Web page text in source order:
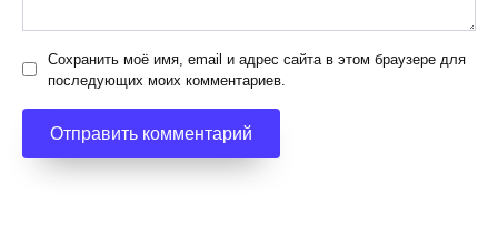
Сохранить моё имя, email и адрес сайта в этом браузере для
последующих моих комментариев.